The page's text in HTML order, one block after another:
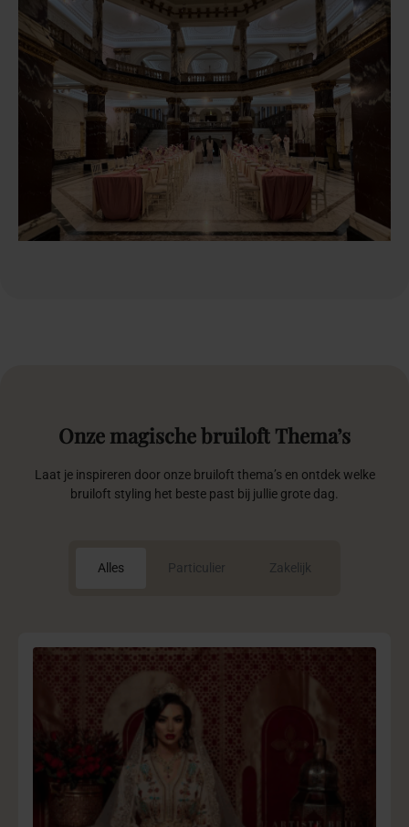
Onze magischebruiloft Thema’s
Laat je inspireren door onze bruiloft thema’s en ontdek welke
bruiloft styling het beste past bij jullie grote dag.
Alles Particulier Zakelijk